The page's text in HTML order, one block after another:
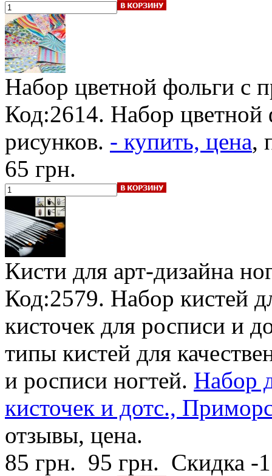
Набор цветной фольги c
Код:2614. Набор цветной
рисунков. - купить, цена,
65 грн.
Кисти для арт-дизайна
Код:2579. Набор кистей
кисточек для росписи и
типы кистей для
и росписи ногтей. Набор
кисточек и дотс.,
отзывы, цена.
85 грн. 95 грн. Скидка -